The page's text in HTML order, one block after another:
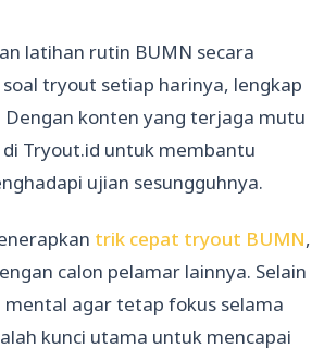
latihan rutin BUMN secara
tryout setiap harinya, lengkap
konten yang terjaga mutu
Tryout.id untuk membantu
ujian sesungguhnya.
trik cepat tryout BUMN,
calon pelamar lainnya. Selain
agar tetap fokus selama
kunci utama untuk mencapai